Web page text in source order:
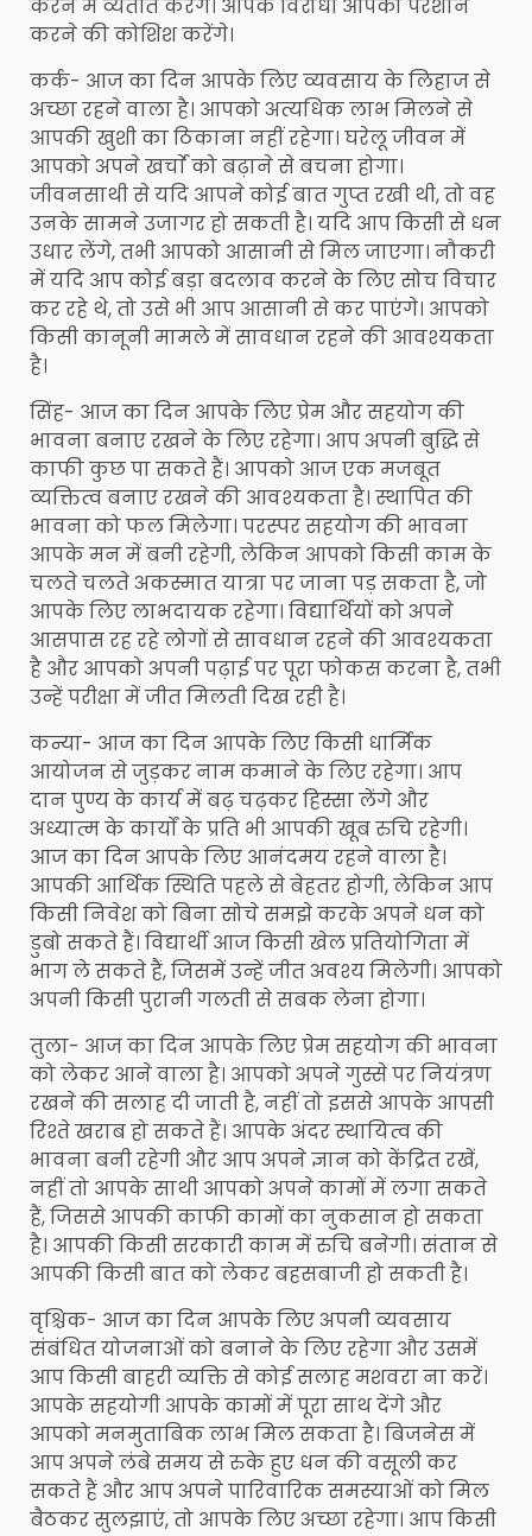
करने में व्यतीत करेंगे। आपके विरोधी आपको परेशान
करने की कोशिश करेंगे।
कर्क- आज का दिन आपके लिए व्यवसाय के लिहाज से
अच्छा रहने वाला है। आपको अत्यधिक लाभ मिलने से
आपकी खुशी का ठिकाना नहीं रहेगा। घरेलू जीवन में
आपको अपने खर्चाे को बढ़ाने से बचना होगा।
जीवनसाथी से यदि आपने कोई बात गुप्त रखी थी, तो वह
उनके सामने उजागर हो सकती है। यदि आप किसी से धन
उधार लेंगे, तभी आपको आसानी से मिल जाएगा। नौकरी
में यदि आप कोई बड़ा बदलाव करने के लिए सोच विचार
कर रहे थे, तो उसे भी आप आसानी से कर पाएंगे। आपको
किसी कानूनी मामले में सावधान रहने की आवश्यकता
है।
सिंह- आज का दिन आपके लिए प्रेम और सहयोग की
भावना बनाए रखने के लिए रहेगा। आप अपनी बुद्धि से
काफी कुछ पा सकते हैं। आपको आज एक मजबूत
व्यक्तित्व बनाए रखने की आवश्यकता है। स्थापित की
भावना को फल मिलेगा। परस्पर सहयोग की भावना
आपके मन में बनी रहेगी, लेकिन आपको किसी काम के
चलते चलते अकस्मात यात्रा पर जाना पड़ सकता है, जो
आपके लिए लाभदायक रहेगा। विद्यार्थियों को अपने
आसपास रह रहे लोगों से सावधान रहने की आवश्यकता
है और आपको अपनी पढ़ाई पर पूरा फोकस करना है, तभी
उन्हें परीक्षा में जीत मिलती दिख रही है।
कन्या- आज का दिन आपके लिए किसी धार्मिक
आयोजन से जुड़कर नाम कमाने के लिए रहेगा। आप
दान पुण्य के कार्य में बढ़ चढ़कर हिस्सा लेंगे और
अध्यात्म के कार्यों के प्रति भी आपकी खूब रुचि रहेगी।
आज का दिन आपके लिए आनंदमय रहने वाला है।
आपकी आर्थिक स्थिति पहले से बेहतर होगी, लेकिन आप
किसी निवेश को बिना सोचे समझे करके अपने धन को
डुबो सकते हैं। विद्यार्थी आज किसी खेल प्रतियोगिता में
भाग ले सकते हैं, जिसमें उन्हें जीत अवश्य मिलेगी। आपको
अपनी किसी पुरानी गलती से सबक लेना होगा।
तुला- आज का दिन आपके लिए प्रेम सहयोग की भावना
को लेकर आने वाला है। आपको अपने गुस्से पर नियंत्रण
रखने की सलाह दी जाती है, नहीं तो इससे आपके आपसी
रिश्ते खराब हो सकते हैं। आपके अंदर स्थायित्व की
भावना बनी रहेगी और आप अपने ज्ञान को केंद्रित रखें,
नहीं तो आपके साथी आपको अपने कामों में लगा सकते
हैं, जिससे आपकी काफी कामों का नुकसान हो सकता
है। आपकी किसी सरकारी काम में रुचि बनेगी। संतान से
आपकी किसी बात को लेकर बहसबाजी हो सकती है।
वृश्चिक- आज का दिन आपके लिए अपनी व्यवसाय
संबंधित योजनाओं को बनाने के लिए रहेगा और उसमें
आप किसी बाहरी व्यक्ति से कोई सलाह मशवरा ना करें।
आपके सहयोगी आपके कामों में पूरा साथ देंगे और
आपको मनमुताबिक लाभ मिल सकता है। बिजनेस में
आप अपने लंबे समय से रुके हुए धन की वसूली कर
सकते हैं और आप अपने पारिवारिक समस्याओं को मिल
बैठकर सुलझाएं, तो आपके लिए अच्छा रहेगा। आप किसी